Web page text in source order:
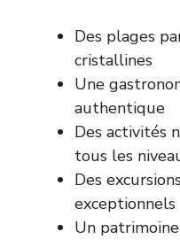
Des plages
cristallines
Une
authentique
Des activités
tous les
Des
exceptionnels
Un